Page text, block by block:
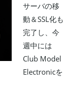
サーバの移
動＆SSL化も
完了し、今
週中には
Club Model
Electronicを